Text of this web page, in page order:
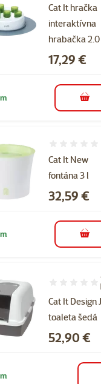
Cat It hračka
interaktívna
hrabačka 2.0
Cena
17,29 €
do
Cat It New
fontána 3 l
Cena
32,59 €
do
Cat It Design
toaleta šedá
Hodnotenie
Cena
52,90 €